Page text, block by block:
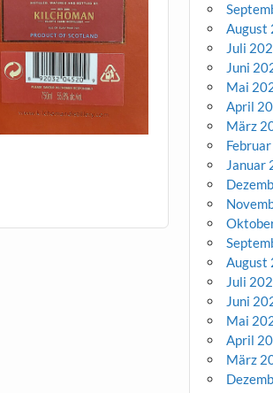
August
Juli
Juni
Mai
April
März
Januar
August
Juli
Juni
Mai
April
März